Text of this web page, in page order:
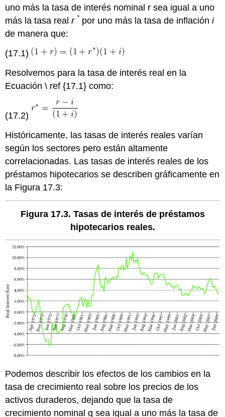
uno más la tasa de interés nominal r sea igual a uno
más la tasa realr * por uno más la tasa de inflacióni
de manera que:
(17.1)
Resolvemos para la tasa de interés real en la
Ecuación \ ref {17.1} como:
(17.2)
Históricamente, las tasas de interés reales varían
según los sectores pero están altamente
correlacionadas. Las tasas de interés reales de los
préstamos hipotecarios se describen gráficamente en
la Figura 17.3:
Figura 17.3. Tasas de interés de préstamos
hipotecarios reales.
Podemos describir los efectos de los cambios en la
tasa de crecimiento real sobre los precios de los
activos duraderos, dejando que la tasa de
crecimiento nominal g sea igual a uno más la tasa de